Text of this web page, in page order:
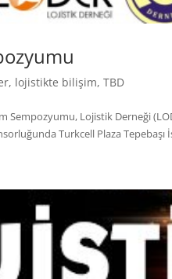
, lojistikte bilişim,TBD
Lojistik Derneği
Turkcell Plaza